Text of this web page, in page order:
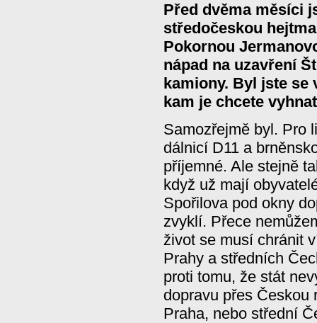
Před dvěma měsíci
středočeskou
Pokornou
nápad na uzavření
kamiony. Byl jste se
kam je chcete
Samozřejmě byl. Pro
dálnicí D11 a
příjemné. Ale stejně
když už mají
Spořilova pod okny
zvyklí. Přece
život se musí chránit
Prahy a středních
proti tomu, že stát
dopravu přes Českou
Praha, nebo střední